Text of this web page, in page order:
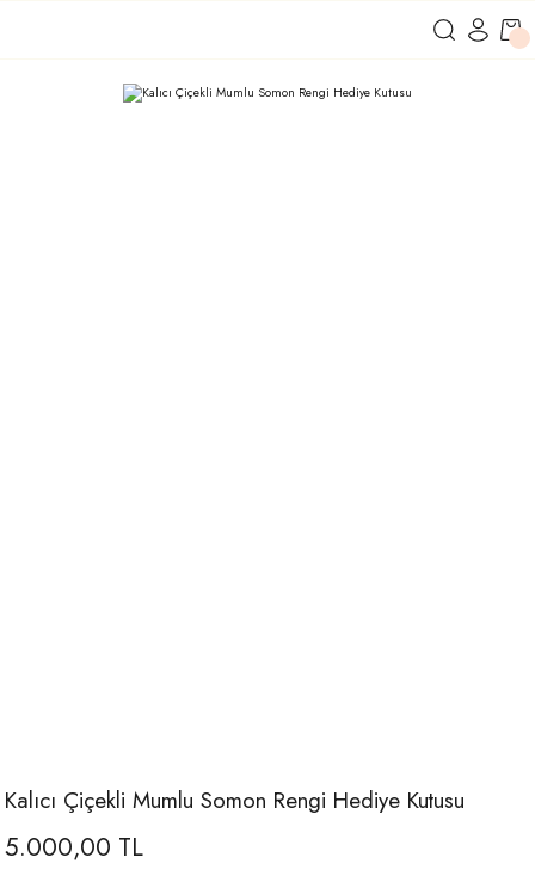
Kalıcı Çiçekli Mumlu Somon Rengi Hediye Kutusu
5.000,00 TL